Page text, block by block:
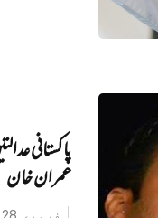
پاکستانی
عمران خان